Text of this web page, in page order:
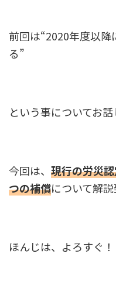
前回は“2020年度以
る”
という事についてお話
今回は、 現行の労災
つの補償について解説
ほんじは、よろすぐ！